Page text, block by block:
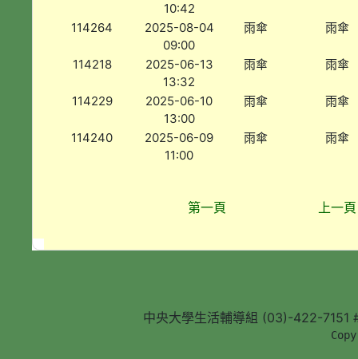
10:42
114264
2025-08-04
09:00
雨傘 雨傘
114218
2025-06-13
13:32
雨傘 雨傘
114229
2025-06-10
13:00
雨傘 雨傘
114240
2025-06-09
11:00
雨傘 雨傘
第一頁 上一頁
中央大學生活輔導組 (03)-422-7151